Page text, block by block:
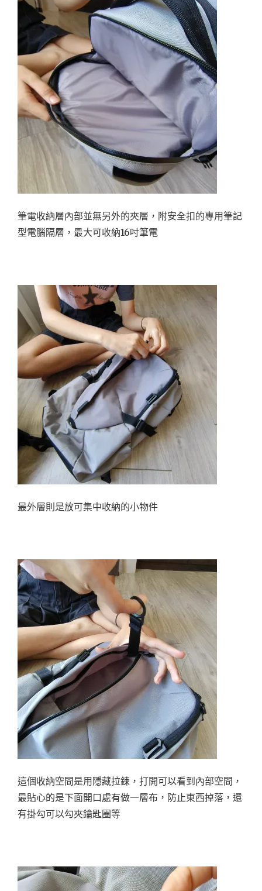
筆電收納層內部並無另外的夾層，附安全扣的專用筆記
型電腦隔層，最大可收納16吋筆電
最外層則是放可集中收納的小物件
這個收納空間是用隱藏拉鍊，打開可以看到內部空間，
最貼心的是下面開口處有做一層布，防止東西掉落，還
有掛勾可以勾夾鑰匙圈等